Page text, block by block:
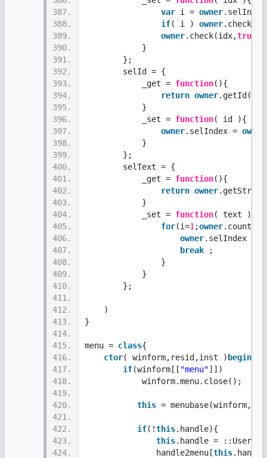
387.
388.
389.
390.
391.
392.
393.
394.
395.
396.
397.
398.
399.
400.
401.
402.
403.
404.
405.
406.
407.
408.
409.
410.
411.
412.
413.
414.
415.
416.
417.
418.
419.
420.
421.
422.
423.
424.
var i = owner
if( i ) owner.check(i,
owner.check(idx,true
            }
        };
        selId = {
            _get =
function(){
return owner.getId(
            }
            _set =
function( id ){
owner.selIndex = owner
            }
        };
        selText = {
            _get =
function(){
return owner
            }
            _set =
function( text ){
for(i=1 ;owner
owner.selIndex =
break ;
                }
            }
        };
    )
}
menu = class{
ctor( winform,resid,inst ) begin
if(winform[[ "menu"]])
            winform.menu.close();
this =
if(!this.handle){
this.handle =
               handle2menu[
this